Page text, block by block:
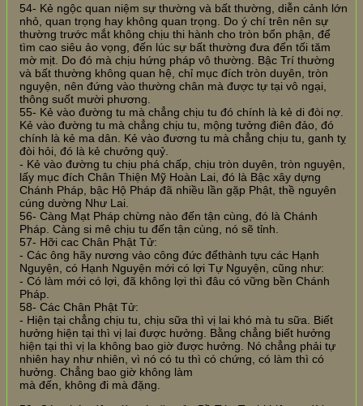
54- Kẻ ngộc quan niệm sự thường và bất thường, diễn cảnh lớn
nhỏ, quan trọng hay không quan trọng. Do ý chí trên nên sự
thường trước mắt không chịu thi hành cho tròn bổn phận, để
tìm cao siêu ảo vọng, đến lúc sự bất thường đưa đến tối tăm
mờ mịt. Do đó mà chịu hứng pháp vô thường. Bậc Trí thường
và bất thường không quan hệ, chỉ mục đích tròn duyên, tròn
nguyện, nên đứng vào thường chân mà được tự tại vô ngại,
thông suốt mười phương.
55- Kẻ vào đường tu mà chẳng chịu tu đó chính là kẻ di đòi nợ.
Kẻ vào đường tu mà chẳng chịu tu, mộng tưởng điên đảo, đó
chính là kẻ ma dân. Kẻ vào đương tu mà chẳng chịu tu, ganh tỵ
đòi hỏi, đó là kẻ chưởng quỷ.
- Kẻ vào đường tu chịu phá chấp, chịu tròn duyên, tròn nguyện,
lấy mục đích Chân Thiện Mỹ Hoàn Lai, đó là Bậc xây dựng
Chánh Pháp, bậc Hộ Pháp đã nhiều lần gặp Phật, thề nguyên
cúng dường Như Lai.
56- Càng Mạt Pháp chừng nào đến tận cùng, đó là Chánh
Pháp. Càng si mê chịu tu đến tận cùng, nó sẽ tỉnh.
57- Hỡi cac Chân Phật Tử:
- Các ông hãy nương vào công đức đểthành tựu các Hạnh
Nguyện, có Hạnh Nguyện mới có lợi Tự Nguyện, cũng như:
- Có làm mới có lợi, đã không lợi thì đâu có vững bền Chánh
Pháp.
58- Các Chân Phật Tử:
- Hiện tại chẳng chịu tu, chịu sữa thì vị lai khó mà tu sữa. Biết
hưởng hiện tại thì vị lai được hưởng. Bằng chẳng biết hưởng
hiện tại thì vị la không bao giờ được hưởng. Nó chẳng phải tự
nhiên hay như nhiên, vì nó có tu thì có chứng, có làm thì có
hưởng. Chẳng bao giờ không làm
mà đến, không đi mà đặng.